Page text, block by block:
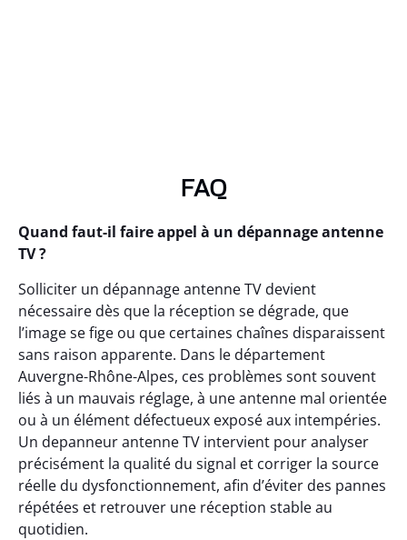
FAQ
Quand faut-il faire appel à un dépannage antenne
TV ?
Solliciter un dépannage antenne TV devient
nécessaire dès que la réception se dégrade, que
l’image se fige ou que certaines chaînes disparaissent
sans raison apparente. Dans le département
Auvergne-Rhône-Alpes, ces problèmes sont souvent
liés à un mauvais réglage, à une antenne mal orientée
ou à un élément défectueux exposé aux intempéries.
Un depanneur antenne TV intervient pour analyser
précisément la qualité du signal et corriger la source
réelle du dysfonctionnement, afin d’éviter des pannes
répétées et retrouver une réception stable au
quotidien.